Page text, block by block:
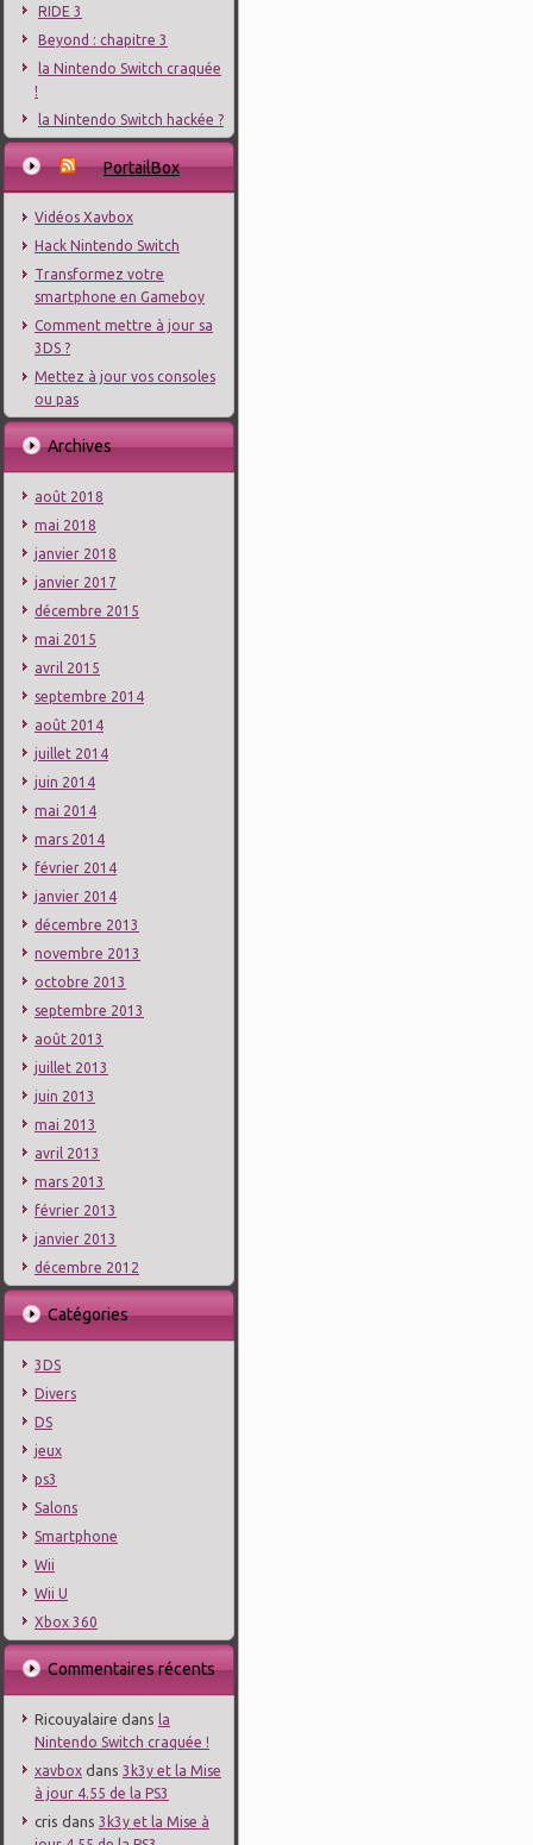
RIDE 3
Beyond : chapitre 3
la Nintendo Switch craquée
!
la Nintendo Switch hackée ?
PortailBox
Vidéos Xavbox
Hack Nintendo Switch
Transformez votre
smartphone en Gameboy
Comment mettre à jour sa
3DS ?
Mettez à jour vos consoles
ou pas
Archives
août 2018
mai 2018
janvier 2018
janvier 2017
décembre 2015
mai 2015
avril 2015
septembre 2014
août 2014
juillet 2014
juin 2014
mai 2014
mars 2014
février 2014
janvier 2014
décembre 2013
novembre 2013
octobre 2013
septembre 2013
août 2013
juillet 2013
juin 2013
mai 2013
avril 2013
mars 2013
février 2013
janvier 2013
décembre 2012
Catégories
3DS
Divers
DS
jeux
ps3
Salons
Smartphone
Wii
Wii U
Xbox 360
Commentaires récents
Ricouyalaire dans la
Nintendo Switch craquée !
xavbox dans 3k3y et la Mise
à jour 4.55 de la PS3
cris dans 3k3y et la Mise à